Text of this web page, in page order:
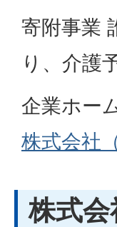
寄附事業
り、介護
企業ホー
株式会社
株式